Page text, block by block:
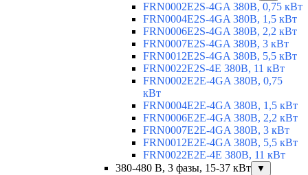
FRN0002E2S-4GA 380В, 0,75 кВт
FRN0004E2S-4GA 380В, 1,5 кВт
FRN0006E2S-4GA 380В, 2,2 кВт
FRN0007E2S-4GA 380В, 3 кВт
FRN0012E2S-4GA 380В, 5,5 кВт
FRN0022E2S-4E 380В, 11 кВт
FRN0002E2E-4GA 380В, 0,75
кВт
FRN0004E2E-4GA 380В, 1,5 кВт
FRN0006E2E-4GA 380В, 2,2 кВт
FRN0007E2E-4GA 380В, 3 кВт
FRN0012E2E-4GA 380В, 5,5 кВт
FRN0022E2E-4E 380В, 11 кВт
380-480 В, 3 фазы, 15-37 кВт
▼